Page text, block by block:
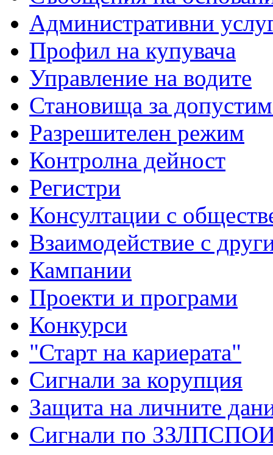
Административни
Профил на купувача
Управление на водите
Становища за
Разрешителен режим
Контролна дейност
Регистри
Консултации с
Взаимодействие с
Кампании
Проекти и програми
Конкурси
"Старт на кариерата"
Сигнали за корупция
Защита на личните
Сигнали по